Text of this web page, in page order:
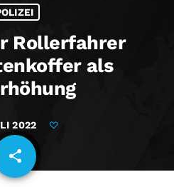
Rollerfahrer
als
2022
share
email